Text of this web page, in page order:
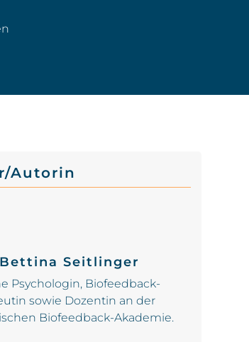
Autorin
Seitlinger
Psychologin, Biofeedback-
sowie Dozentin an der
Biofeedback-Akademie.